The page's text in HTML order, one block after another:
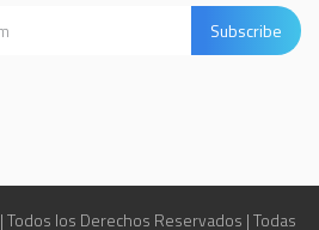
Subscribe
| Todos los Derechos Reservados | Todas